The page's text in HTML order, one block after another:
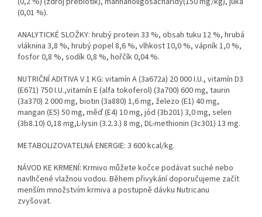
(0,01 %).
ANALYTICKÉ SLOŽKY: hrubý protein 33 %, obsah tuku 12 %, hrubá
vláknina 3,8 %, hrubý popel 8,6 %, vlhkost 10,0 %, vápník 1,0 %,
fosfor 0,8 %, sodík 0,8 %, hořčík 0,04 %.
NUTRIČNÍ ADITIVA V 1 KG: vitamín A (3a672a) 20 000 I.U., vitamín D3
(E671) 750 I.U.,vitamín E (alfa tokoferol) (3a700) 600 mg, taurin
(3a370) 2 000 mg, biotin (3a880) 1,6 mg, železo (E1) 40 mg,
mangan (E5) 50 mg, měď (E4) 10 mg, jód (3b201) 3,0 mg, selen
(3b8.10) 0,18 mg,L-lysin (3.2.3.) 8 mg, DL-methionin (3c301) 13 mg.
METABOLIZOVATELNÁ ENERGIE: 3 600 kcal/kg.
NÁVOD KE KRMENÍ: Krmivo můžete kočce podávat suché nebo
navlhčené vlažnou vodou. Během přivykání doporučujeme začít
menším množstvím krmiva a postupně dávku Nutricanu
zvyšovat.